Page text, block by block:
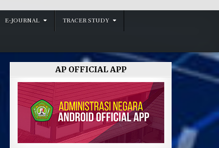
E-JOURNAL TRACER STUDY
AP OFFICIAL APP